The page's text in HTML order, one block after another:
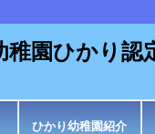
ひかり幼稚園紹介